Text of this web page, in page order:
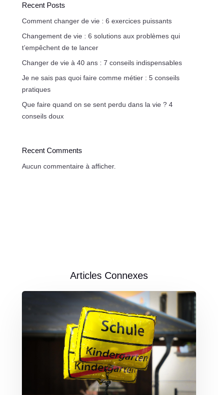
Recent Posts
Comment changer de vie : 6 exercices puissants
Changement de vie : 6 solutions aux problèmes qui
t’empêchent de te lancer
Changer de vie à 40 ans : 7 conseils indispensables
Je ne sais pas quoi faire comme métier : 5 conseils
pratiques
Que faire quand on se sent perdu dans la vie ? 4
conseils doux
Recent Comments
Aucun commentaire à afficher.
Articles Connexes